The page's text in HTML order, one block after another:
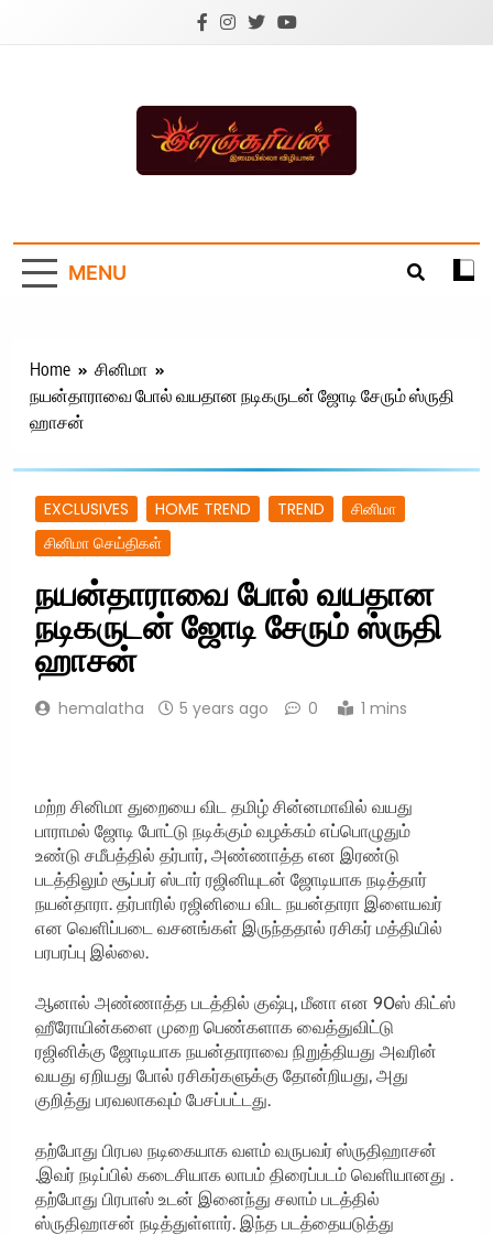
Tamil News |
Health | Tamil
Technology |
Sports News
MENU
Home
சினிமா
நயன்தாராவை போல் வயதான நடிகருடன் ஜோடி சேரும் ஸ்ருதி
ஹாசன்
EXCLUSIVES HOME TREND TREND
சினிமா
சினிமா செய்திகள்
நயன்தாராவை போல் வயதான
நடிகருடன் ஜோடி சேரும் ஸ்ருதி
ஹாசன்
hemalatha 5 years ago 0 1 mins
மற்ற சினிமா துறையை விட தமிழ் சின்னமாவில் வயது
பாராமல் ஜோடி போட்டு நடிக்கும் வழக்கம் எப்பொழுதும்
உண்டு சமீபத்தில் தர்பார், அண்ணாத்த என இரண்டு
படத்திலும் சூப்பர் ஸ்டார் ரஜினியுடன் ஜோடியாக நடித்தார்
நயன்தாரா. தர்பாரில் ரஜினியை விட நயன்தாரா இளையவர்
என வெளிப்படை வசனங்கள் இருந்ததால் ரசிகர் மத்தியில்
பரபரப்பு இல்லை.
ஆனால் அண்ணாத்த படத்தில் குஷ்பு, மீனா என 90ஸ் கிட்ஸ்
ஹீரோயின்களை முறை பெண்களாக வைத்துவிட்டு
ரஜினிக்கு ஜோடியாக நயன்தாராவை நிறுத்தியது அவரின்
வயது ஏறியது போல் ரசிகர்களுக்கு தோன்றியது, அது
குறித்து பரவலாகவும் பேசப்பட்டது.
தற்போது பிரபல நடிகையாக வளம் வருபவர் ஸ்ருதிஹாசன்
.இவர் நடிப்பில் கடைசியாக லாபம் திரைப்படம் வெளியானது .
தற்போது பிரபாஸ் உடன் இனைந்து சலாம் படத்தில்
ஸ்ருதிஹாசன் நடித்துள்ளார். இந்த படத்தையடுத்து